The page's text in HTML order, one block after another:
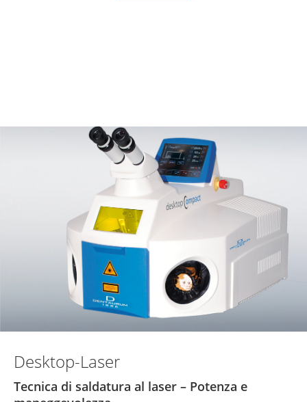
Desktop-Laser
Tecnica di saldatura al laser – Potenza e